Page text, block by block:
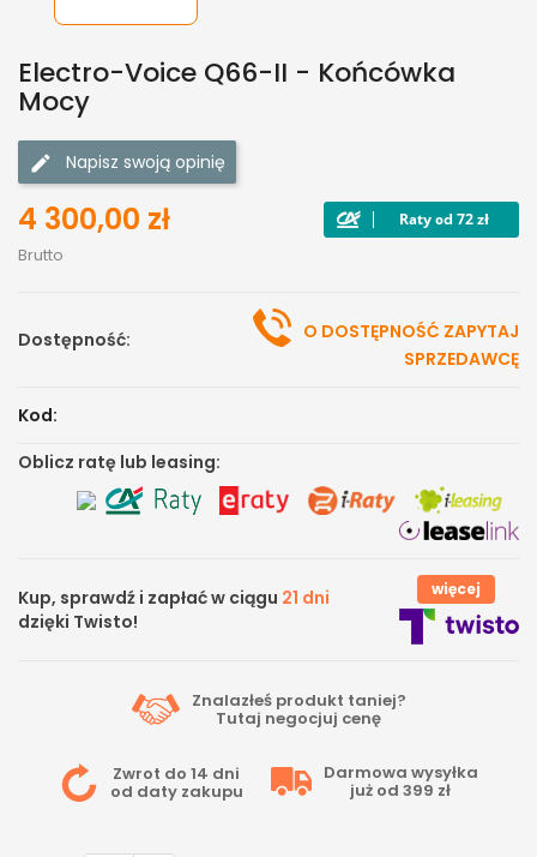
Electro-Voice Q66-II - Końcówka
Mocy
Napisz swoją opinię
4 300,00 zł
Brutto
Dostępność:
O DOSTĘPNOŚĆ ZAPYTAJ
SPRZEDAWCĘ
Kod:
Oblicz ratę lub leasing:
Kup, sprawdź i zapłać w ciągu 21 dni
dzięki Twisto!
więcej
Znalazłeś produkt taniej?
Tutaj negocjuj cenę
Zwrot do 14 dni
od daty zakupu
Darmowa wysyłka
już od 399 zł